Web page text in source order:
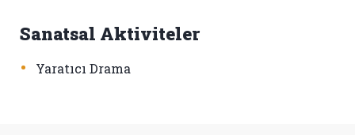
Sanatsal Aktiviteler
• Yaratıcı Drama